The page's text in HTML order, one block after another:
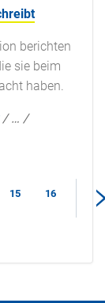
berichten
sie beim
haben.
/… /
15 16